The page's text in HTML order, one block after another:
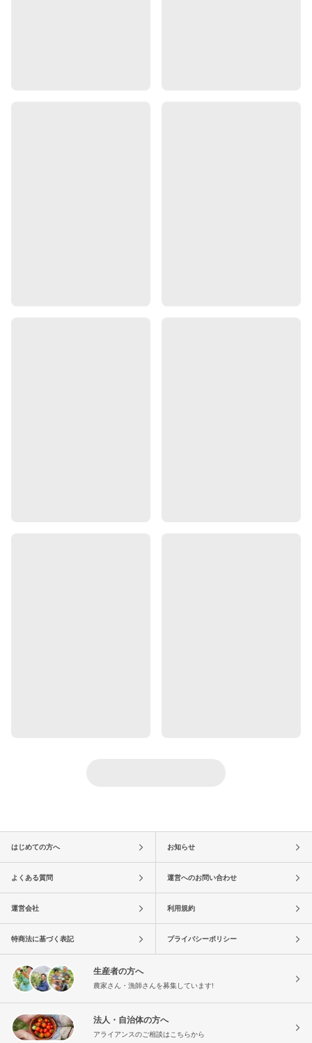
はじめての方へ お知らせ
よくある質問 運営へのお問い合わせ
運営会社 利用規約
特商法に基づく表記 プライバシーポリシー
生産者の方へ
農家さん・漁師さんを募集しています!
法人・自治体の方へ
アライアンスのご相談はこちらから